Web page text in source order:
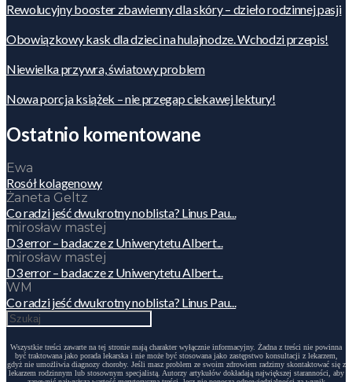
Rewolucyjny booster zbawienny dla skóry – dzieło rodzinnej pasji
Obowiązkowy kask dla dzieci na hulajnodze. Wchodzi przepis!
Niewielka przywra, światowy problem
Nowa porcja książek – nie przegap ciekawej lektury!
Ostatnio komentowane
Ewa
Rosół kolagenowy
Żaneta Geltz
Co radzi jeść dwukrotny noblista? Linus Pau...
mirosław mastej
D3 error – badacze z Uniwerytetu Albert...
mirosław mastej
D3 error – badacze z Uniwerytetu Albert...
WM
Co radzi jeść dwukrotny noblista? Linus Pau...
Wszystkie treści zawarte na tej stronie mają charakter wyłącznie informacyjny. Żadna z treści nie powinna
być traktowana jako porada lekarska i nie może być stosowana jako zastępstwo konsultacji z lekarzem,
gdyż nie umożliwia diagnozy choroby. Jeśli masz problem ze swoim zdrowiem radzimy skontaktować się z
lekarzem rodzinnym lub stosownym specjalistą. Autorzy artykułów dokładają największej staranności, aby